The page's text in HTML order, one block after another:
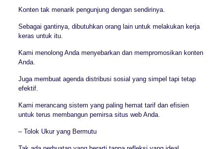
Konten tak menarik pengunjung dengan sendirinya.
Sebagai gantinya, dibutuhkan orang lain untuk melakukan kerja
keras untuk itu.
Kami menolong Anda menyebarkan dan mempromosikan konten
Anda.
Juga membuat agenda distribusi sosial yang simpel tapi tetap
efektif.
Kami merancang sistem yang paling hemat tarif dan efisien
untuk terus membangun pemirsa situs web Anda.
– Tolok Ukur yang Bermutu